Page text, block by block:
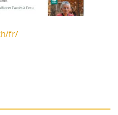
fr/